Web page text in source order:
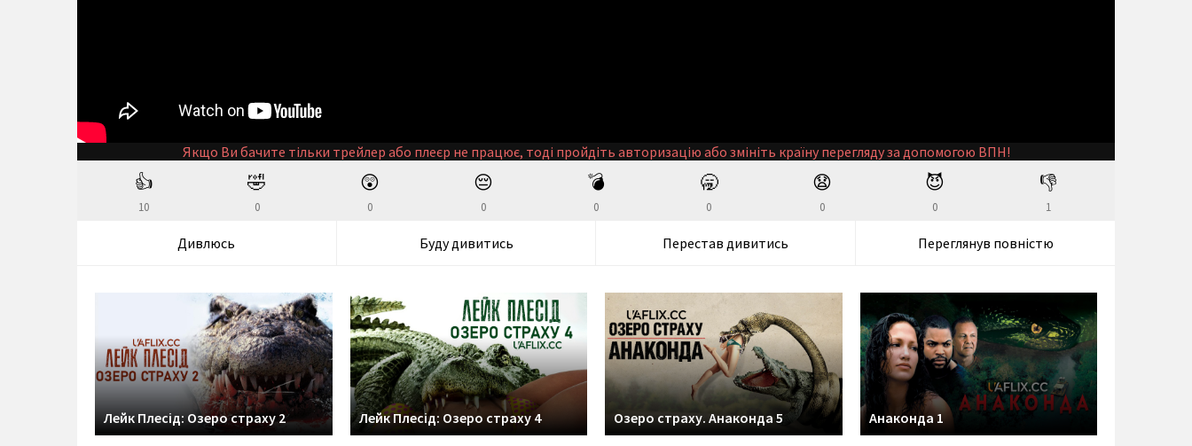
Якщо Ви бачите тільки трейлер або плеєр не працює, тоді пройдіть авторизацію або змініть країну перегляду за допомогою ВПН!
👍
10
🤣
0
😲
0
😔
0
💣
0
🥱
0
😧
0
😈
0
👎
1
Дивлюсь Буду дивитись Перестав дивитись Переглянув повністю
Лейк Плесід: Озеро страху 2 Лейк Плесід: Озеро страху 4 Озеро страху. Анаконда 5 Анаконда 1